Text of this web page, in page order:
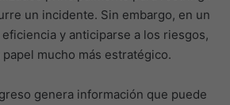
un incidente. Sin embargo, en un
y anticiparse a los riesgos,
mucho más estratégico.
genera información que puede